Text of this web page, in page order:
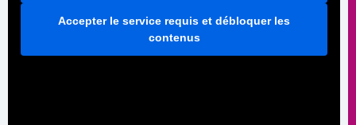
Accepter le service requis et débloquer les
contenus